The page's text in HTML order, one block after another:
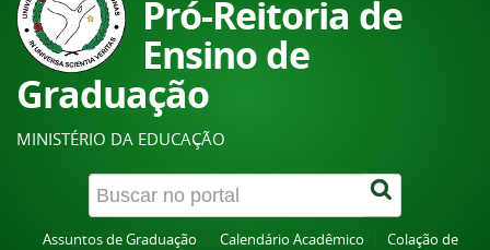
Acesso à informação
Pró-Reitoria de
Ensino de
Graduação
MINISTÉRIO DA EDUCAÇÃO
Assuntos de Graduação Calendário Acadêmico
Colação de